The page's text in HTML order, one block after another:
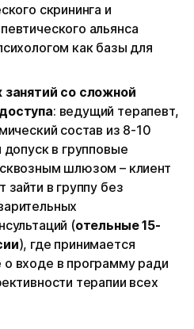
скрининга и
альянса
как базы для
занятий со сложной
: ведущий терапевт,
состав из 8-10
в групповые
шлюзом – клиент
в группу без
(отельные 15-
), где принимается
входе в программу ради
терапии всех